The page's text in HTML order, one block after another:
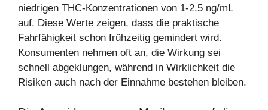
niedrigen THC-Konzentrationen von 1-2,5 ng/mL
auf. Diese Werte zeigen, dass die praktische
Fahrfähigkeit schon frühzeitig gemindert wird.
Konsumenten nehmen oft an, die Wirkung sei
schnell abgeklungen, während in Wirklichkeit die
Risiken auch nach der Einnahme bestehen bleiben.